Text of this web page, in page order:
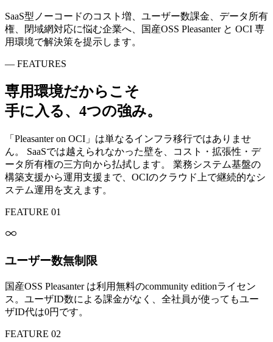
SaaS型ノーコードのコスト増、ユーザー数課金、データ所有
権、閉域網対応に悩む企業へ、国産OSS Pleasanter と OCI 専
用環境で解決策を提示します。
— FEATURES
専用環境だからこそ
手に入る、4つの強み。
「Pleasanter on OCI」は単なるインフラ移行ではありませ
ん。 SaaSでは越えられなかった壁を、コスト・拡張性・デ
ータ所有権の三方向から払拭します。 業務システム基盤の
構築支援から運用支援まで、OCIのクラウド上で継続的なシ
ステム運用を支えます。
FEATURE 01
ユーザー数無制限
国産OSS Pleasanter は利用無料のcommunity editionライセン
ス。ユーザID数による課金がなく、全社員が使ってもユー
ザID代は0円です。
FEATURE 02